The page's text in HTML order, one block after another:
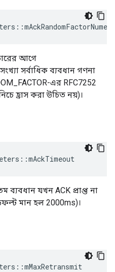
::
আগে
সর্বাধিক ব্যবধান গণনা
এর RFC7252
হ্রাস করা উচিত নয়)।
::mAckTimeout
ব্যবধান যখন ACK প্রাপ্ত না
মান হল 2000ms)।
::mMaxRetransmit